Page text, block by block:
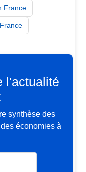
France
l'actualité
synthèse des
économies à